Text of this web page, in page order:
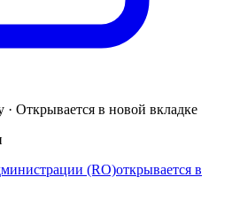
· Открывается в новой вкладке
(RO)открывается в